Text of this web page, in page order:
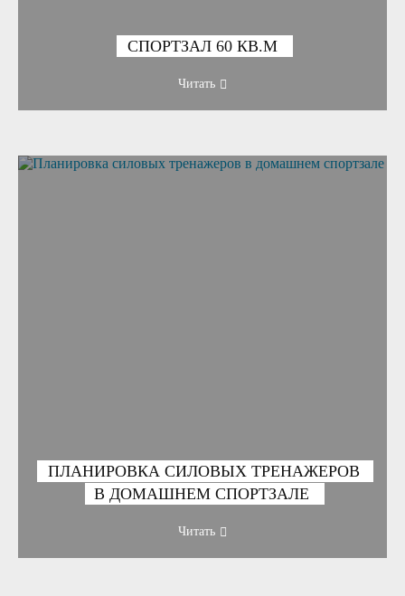
СПОРТЗАЛ 60 КВ.М
Читать
ПЛАНИРОВКА СИЛОВЫХ ТРЕНАЖЕРОВ
В ДОМАШНЕМ СПОРТЗАЛЕ
Читать